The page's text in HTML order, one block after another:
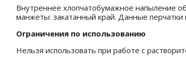
Внутреннее хлопчатобумажное напыление
манжеты: закатанный край. Данные
Ограничения по использованию
Нельзя использовать при работе с